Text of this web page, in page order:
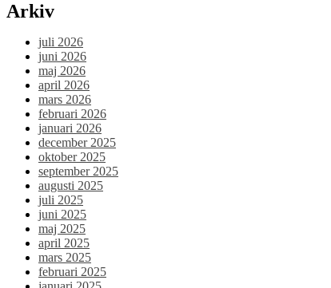
Arkiv
juli 2026
juni 2026
maj 2026
april 2026
mars 2026
februari 2026
januari 2026
december 2025
oktober 2025
september 2025
augusti 2025
juli 2025
juni 2025
maj 2025
april 2025
mars 2025
februari 2025